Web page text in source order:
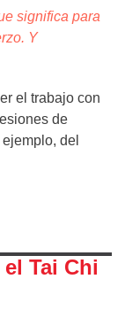
significa para
Y
el trabajo con
de
del
Tai Chi